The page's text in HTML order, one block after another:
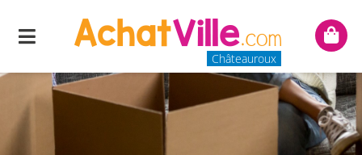
Menu
Châteauroux
Mon